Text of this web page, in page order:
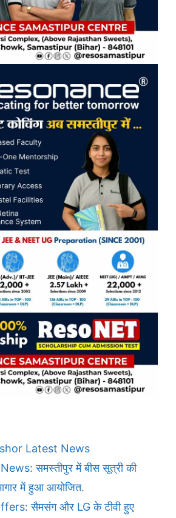
Latest News
समस्तीपुर में बीस सूत्री की
में हुआ आयोजित.
सैमसंग और LG के टीवी हुए